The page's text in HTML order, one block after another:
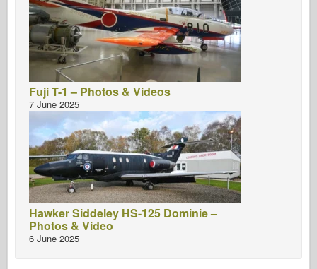
Fuji T-1 – Photos & Videos
7 June 2025
Hawker Siddeley HS-125 Dominie –
Photos & Video
6 June 2025